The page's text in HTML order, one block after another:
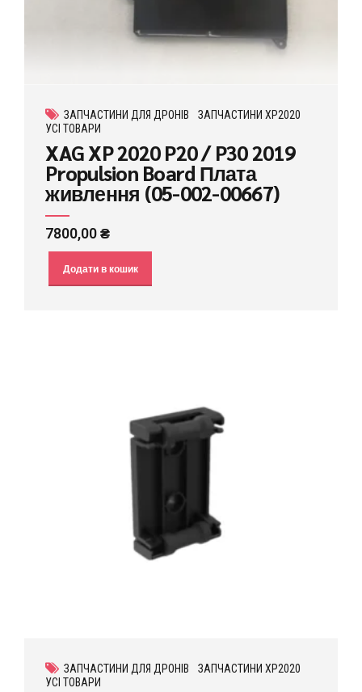
ЗАПЧАСТИНИ ДЛЯ ДРОНІВ
ЗАПЧАСТИНИ XP2020
УСІ ТОВАРИ
XAG XP 2020 P20 / P30 2019
Propulsion Board Плата
живлення (05-002-00667)
7800,00₴
Додати в кошик
ЗАПЧАСТИНИ ДЛЯ ДРОНІВ
ЗАПЧАСТИНИ XP2020
УСІ ТОВАРИ